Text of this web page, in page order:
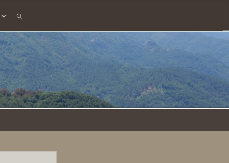
SEARCH